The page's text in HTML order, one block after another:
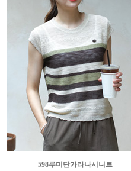
598루미단가라나시니트